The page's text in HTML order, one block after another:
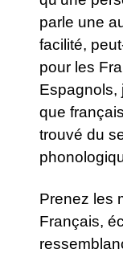
parle une
facilité,
pour les
Espagnols,
que
trouvé du
Prenez les
Français,